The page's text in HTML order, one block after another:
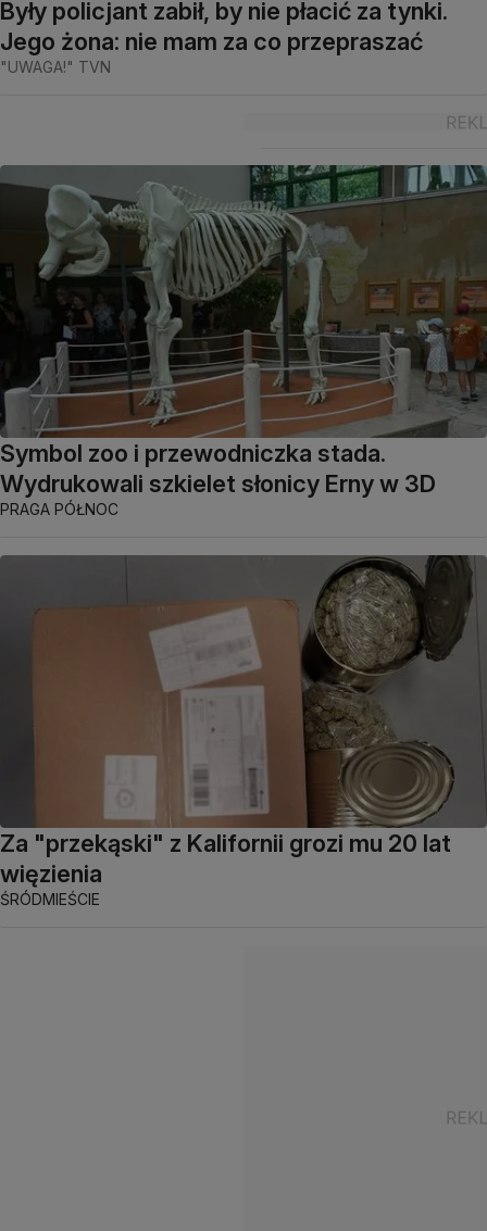
Były policjant zabił, by nie płacić za tynki.
Jego żona: nie mam za co przepraszać
"UWAGA!" TVN
Symbol zoo i przewodniczka stada.
Wydrukowali szkielet słonicy Erny w 3D
PRAGA PÓŁNOC
Za "przekąski" z Kalifornii grozi mu 20 lat
więzienia
ŚRÓDMIEŚCIE